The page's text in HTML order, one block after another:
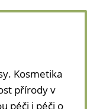
Kosmetika
přírody v
péči i péči o